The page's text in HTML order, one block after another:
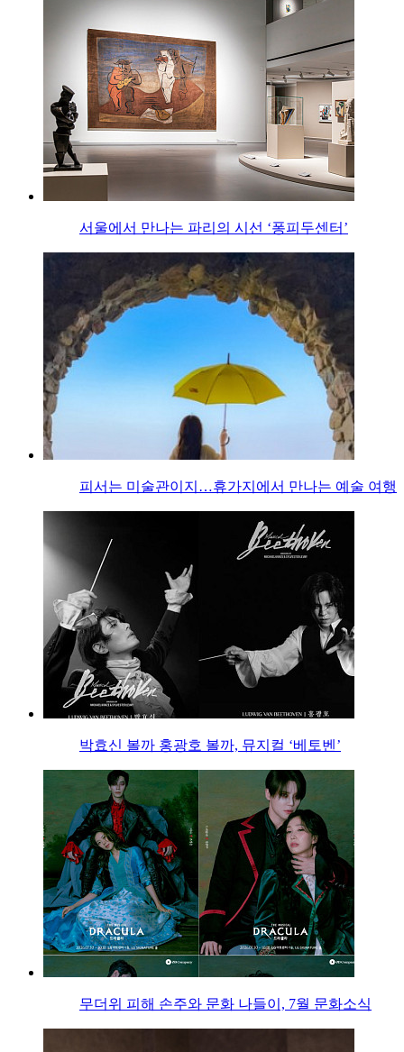
서울에서 만나는 파리의 시선 ‘퐁피두센터’
피서는 미술관이지…휴가지에서 만나는 예술 여행
박효신 볼까 홍광호 볼까, 뮤지컬 ‘베토벤’
무더위 피해 손주와 문화 나들이, 7월 문화소식